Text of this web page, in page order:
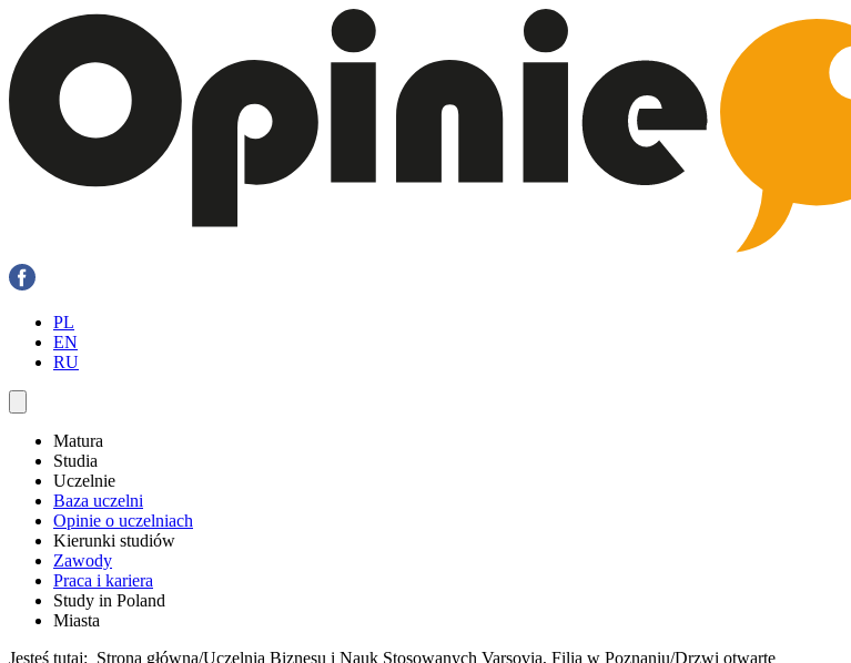
PL
EN
RU
Matura
Studia
Uczelnie
Baza uczelni
Opinie o uczelniach
Kierunki studiów
Zawody
Praca i kariera
Study in Poland
Miasta
Jesteś tutaj: Strona główna Uczelnia Biznesu i Nauk Stosowanych Varsovia, Filia w Poznaniu Drzwi otwarte